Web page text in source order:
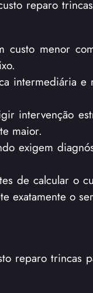
reparo
menor
intermediária e
intervenção
maior.
exigem
de calcular o
exatamente o
reparo trincas